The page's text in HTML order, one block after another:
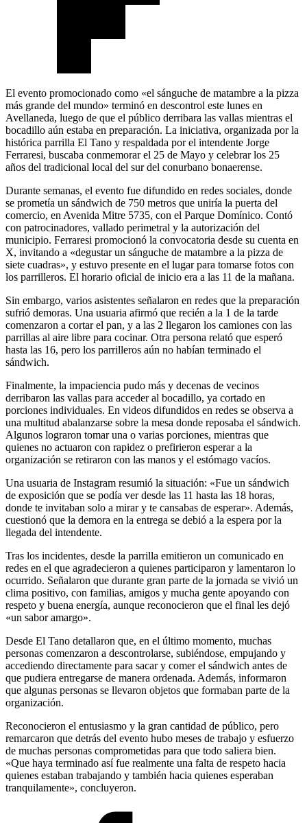
El evento promocionado como «el sánguche de matambre a la pizza
más grande del mundo» terminó en descontrol este lunes en
Avellaneda, luego de que el público derribara las vallas mientras el
bocadillo aún estaba en preparación. La iniciativa, organizada por la
histórica parrilla El Tano y respaldada por el intendente Jorge
Ferraresi, buscaba conmemorar el 25 de Mayo y celebrar los 25
años del tradicional local del sur del conurbano bonaerense.
Durante semanas, el evento fue difundido en redes sociales, donde
se prometía un sándwich de 750 metros que uniría la puerta del
comercio, en Avenida Mitre 5735, con el Parque Domínico. Contó
con patrocinadores, vallado perimetral y la autorización del
municipio. Ferraresi promocionó la convocatoria desde su cuenta en
X, invitando a «degustar un sánguche de matambre a la pizza de
siete cuadras», y estuvo presente en el lugar para tomarse fotos con
los parrilleros. El horario oficial de inicio era a las 11 de la mañana.
Sin embargo, varios asistentes señalaron en redes que la preparación
sufrió demoras. Una usuaria afirmó que recién a la 1 de la tarde
comenzaron a cortar el pan, y a las 2 llegaron los camiones con las
parrillas al aire libre para cocinar. Otra persona relató que esperó
hasta las 16, pero los parrilleros aún no habían terminado el
sándwich.
Finalmente, la impaciencia pudo más y decenas de vecinos
derribaron las vallas para acceder al bocadillo, ya cortado en
porciones individuales. En videos difundidos en redes se observa a
una multitud abalanzarse sobre la mesa donde reposaba el sándwich.
Algunos lograron tomar una o varias porciones, mientras que
quienes no actuaron con rapidez o prefirieron esperar a la
organización se retiraron con las manos y el estómago vacíos.
Una usuaria de Instagram resumió la situación: «Fue un sándwich
de exposición que se podía ver desde las 11 hasta las 18 horas,
donde te invitaban solo a mirar y te cansabas de esperar». Además,
cuestionó que la demora en la entrega se debió a la espera por la
llegada del intendente.
Tras los incidentes, desde la parrilla emitieron un comunicado en
redes en el que agradecieron a quienes participaron y lamentaron lo
ocurrido. Señalaron que durante gran parte de la jornada se vivió un
clima positivo, con familias, amigos y mucha gente apoyando con
respeto y buena energía, aunque reconocieron que el final les dejó
«un sabor amargo».
Desde El Tano detallaron que, en el último momento, muchas
personas comenzaron a descontrolarse, subiéndose, empujando y
accediendo directamente para sacar y comer el sándwich antes de
que pudiera entregarse de manera ordenada. Además, informaron
que algunas personas se llevaron objetos que formaban parte de la
organización.
Reconocieron el entusiasmo y la gran cantidad de público, pero
remarcaron que detrás del evento hubo meses de trabajo y esfuerzo
de muchas personas comprometidas para que todo saliera bien.
«Que haya terminado así fue realmente una falta de respeto hacia
quienes estaban trabajando y también hacia quienes esperaban
tranquilamente», concluyeron.